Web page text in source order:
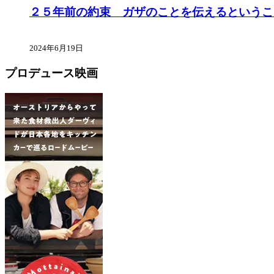
２５年前の約束 ガザのことを伝えるという
2024年6月19日
プロデュース映画